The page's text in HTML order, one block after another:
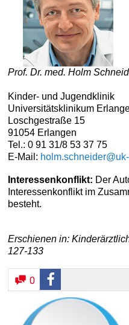
Prof. Dr. med. Holm
Kinder- und Jugendklinik
Universitätsklinikum
Loschgestraße 15
91054 Erlangen
Tel.: 0 91 31/8 53 37 75
E-Mail:
Interessenkonflikt: Der
Interessenkonflikt im
besteht.
Erschienen in:
127-133
0